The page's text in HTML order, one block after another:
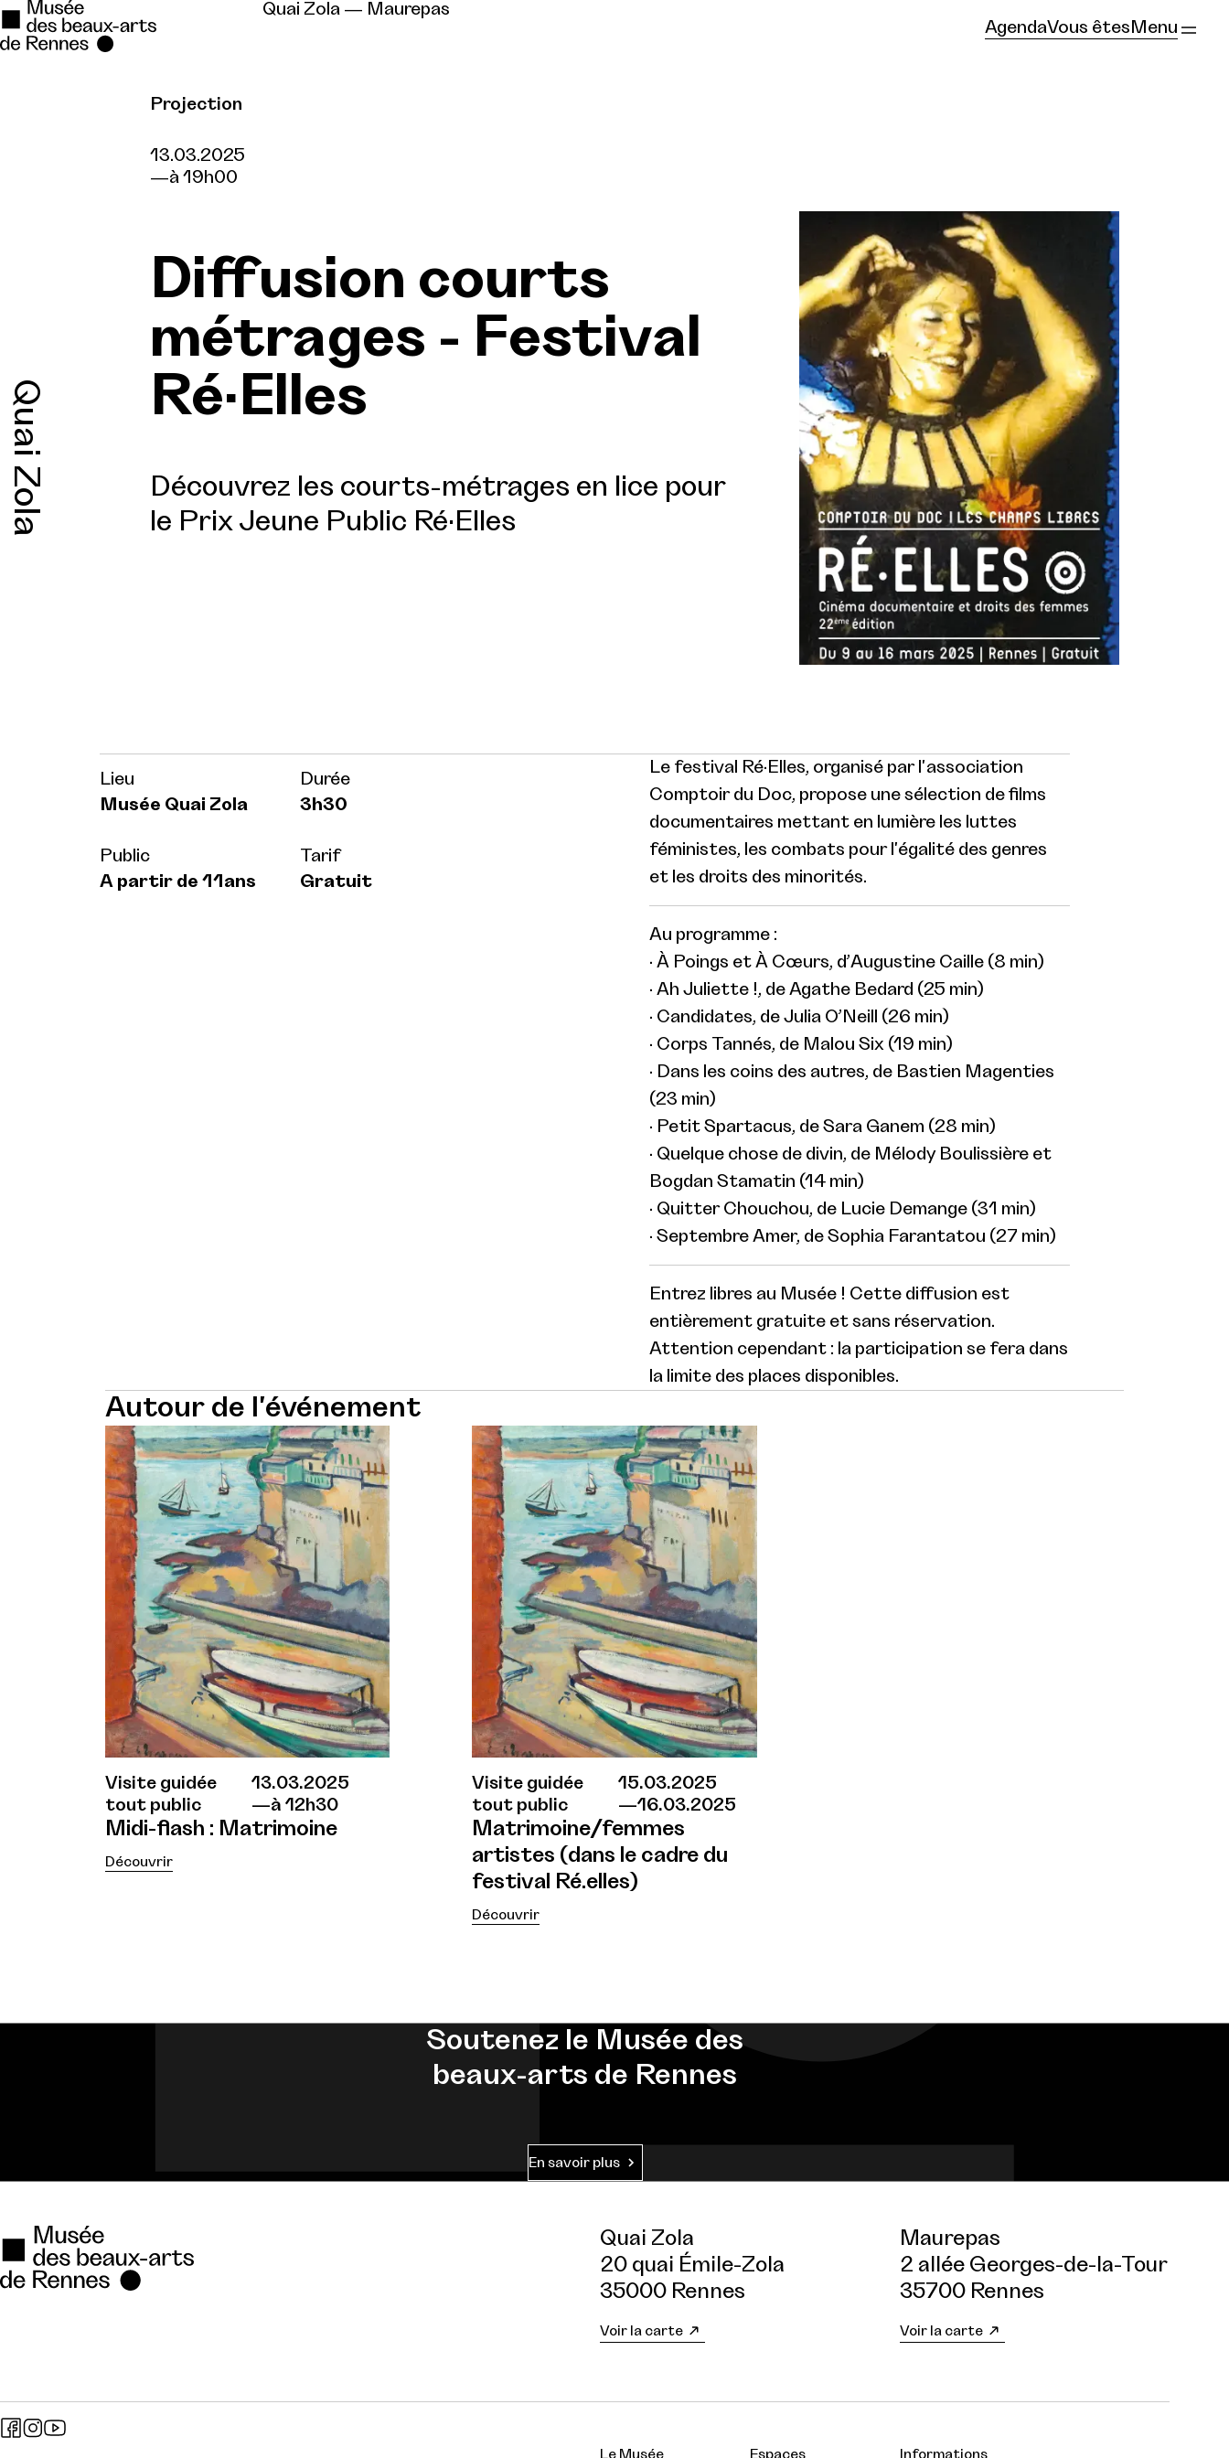
Quai Zola — Maurepas
AgendaVous êtes Menu
Quai Zola
Projection
13.03.2025
à 19h00
Diffusion courts
métrages - Festival
Ré·Elles
Découvrez les courts-métrages en lice pour
le Prix Jeune Public Ré·Elles
Lieu
Musée Quai Zola
Durée
3h30
Public
A partir de 11ans
Tarif
Gratuit
Le festival Ré·Elles, organisé par l'association
Comptoir du Doc, propose une sélection de films
documentaires mettant en lumière les luttes
féministes, les combats pour l'égalité des genres
et les droits des minorités.
Au programme :
· À Poings et À Cœurs, d’Augustine Caille (8 min)
· Ah Juliette !, de Agathe Bedard (25 min)
· Candidates, de Julia O’Neill (26 min)
· Corps Tannés, de Malou Six (19 min)
· Dans les coins des autres, de Bastien Magenties
(23 min)
· Petit Spartacus, de Sara Ganem (28 min)
· Quelque chose de divin, de Mélody Boulissière et
Bogdan Stamatin (14 min)
· Quitter Chouchou, de Lucie Demange (31 min)
· Septembre Amer, de Sophia Farantatou (27 min)
Entrez libres au Musée ! Cette diffusion est
entièrement gratuite et sans réservation.
Attention cependant : la participation se fera dans
la limite des places disponibles.
Autour de l'événement
Visite guidée
tout public
13.03.2025
à 12h30
Midi-flash : Matrimoine
Découvrir
Visite guidée
tout public
15.03.2025
16.03.2025
Matrimoine/femmes
artistes (dans le cadre du
festival Ré.elles)
Découvrir
Soutenez le Musée des
beaux-arts de Rennes
En savoir plus
Quai Zola
20 quai Émile-Zola
35000 Rennes
Voir la carte
Maurepas
2 allée Georges-de-la-Tour
35700 Rennes
Voir la carte
Le Musée Espaces Informations